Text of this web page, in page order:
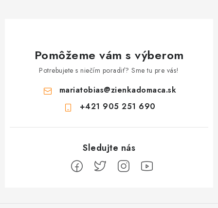
Pomôžeme vám s výberom
Potrebujete s niečím poradiť? Sme tu pre vás!
mariatobias@zienkadomaca.sk
+421 905 251 690